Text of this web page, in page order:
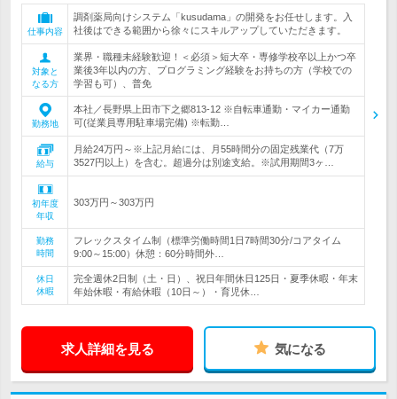
仕事内容
調剤薬局向けシステム「kusudama」の開発をお任せします。入
社後はできる範囲から徐々にスキルアップしていただきます。
対象と
なる方
業界・職種未経験歓迎！＜必須＞短大卒・専修学校卒以上かつ卒
業後3年以内の方、プログラミング経験をお持ちの方（学校での
学習も可）、普免
勤務地
本社／長野県上田市下之郷813-12 ※自転車通勤・マイカー通勤
可(従業員専用駐車場完備) ※転勤…
給与
月給24万円～※上記月給には、月55時間分の固定残業代（7万
3527円以上）を含む。超過分は別途支給。※試用期間3ヶ…
初年度
年収
303万円～303万円
勤務
時間
フレックスタイム制（標準労働時間1日7時間30分/コアタイム
9:00～15:00）休憩：60分時間外…
休日
休暇
完全週休2日制（土・日）、祝日年間休日125日・夏季休暇・年末
年始休暇・有給休暇（10日～）・育児休…
求人詳細を見る 気になる